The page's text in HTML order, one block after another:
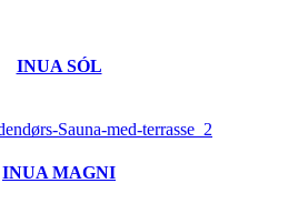
INUA SÓL
INUA MAGNI